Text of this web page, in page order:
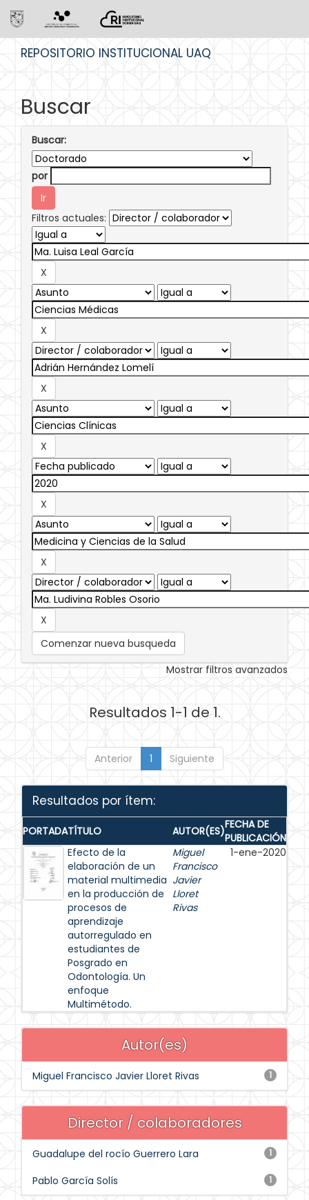
REPOSITORIO INSTITUCIONAL UAQ
Buscar
Buscar:
por
Filtros actuales:
Comenzar nueva busqueda
Mostrar filtros avanzados
Resultados 1-1 de 1.
Anterior 1 Siguiente
Resultados por ítem:
PORTADATÍTULO AUTOR(ES)FECHA DE
PUBLICACIÓN
Efecto de la
elaboración de un
material multimedia
en la producción de
procesos de
aprendizaje
autorregulado en
estudiantes de
Posgrado en
Odontología. Un
enfoque
Multimétodo.
Miguel
Francisco
Javier
Lloret
Rivas
1-ene-2020
Autor(es)
1
Miguel Francisco Javier Lloret Rivas
Director / colaboradores
1
Guadalupe del rocío Guerrero Lara
1
Pablo García Solís